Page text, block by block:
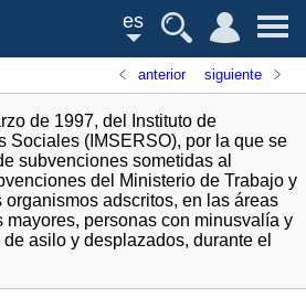
es
anterior siguiente
de 1997, del Instituto de
Sociales (IMSERSO), por la que se
subvenciones sometidas al
del Ministerio de Trabajo y
adscritos, en las áreas
mayores, personas con minusvalía y
asilo y desplazados, durante el